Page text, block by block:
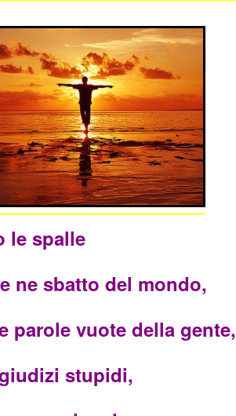
le spalle
ne sbatto del mondo,
parole vuote della gente,
stupidi,